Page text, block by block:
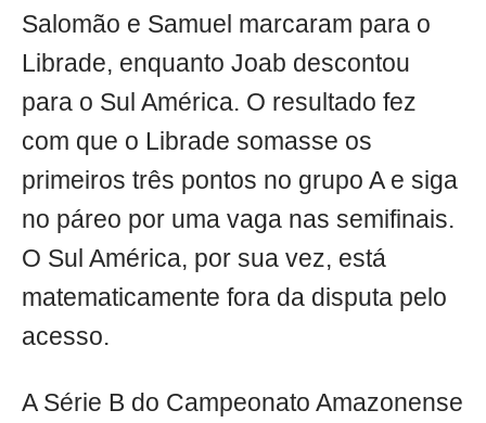
Salomão e Samuel marcaram para o
Librade, enquanto Joab descontou
para o Sul América. O resultado fez
com que o Librade somasse os
primeiros três pontos no grupo A e siga
no páreo por uma vaga nas semifinais.
O Sul América, por sua vez, está
matematicamente fora da disputa pelo
acesso.
A Série B do Campeonato Amazonense